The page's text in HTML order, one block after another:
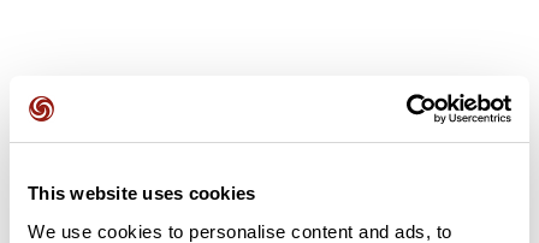
This website uses cookies
We use cookies to personalise content and ads, to
Avis des utilisateurs
Soyez le premier à ajouter un avis !